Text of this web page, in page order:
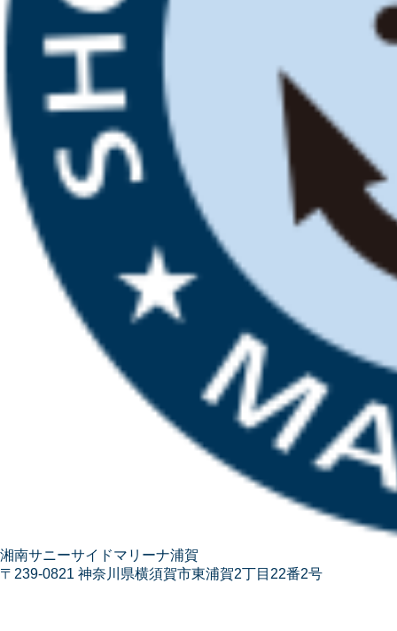
湘南サニーサイドマリーナ浦賀
〒239-0821 神奈川県横須賀市東浦賀2丁目22番2号